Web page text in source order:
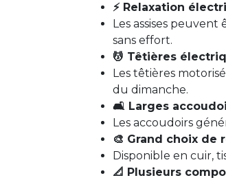
⚡ Relaxation
Les assises
sans effort.
💆 Têtières
Les têtières
du dimanche.
🛋️ Larges
Les accoudoirs
🎨 Grand choix de
Disponible en cuir,
📐 Plusieurs